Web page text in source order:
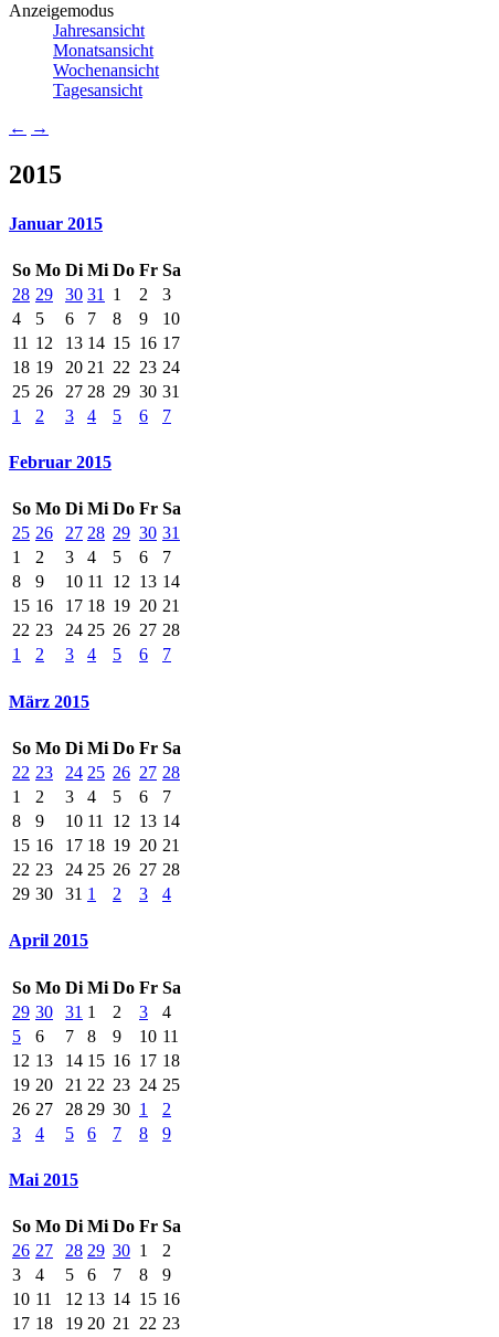
Anzeigemodus
Jahresansicht
Monatsansicht
Wochenansicht
Tagesansicht
← →
2015
Januar 2015
So Mo Di Mi Do Fr Sa
28 29 30 31 1 2
3
4
5 6 7 8 9
10
11 12 13 14 15 16 17
18 19 20 21 22 23 24
25 26 27 28 29 30 31
1
2 3 4 5 6 7
Februar 2015
So Mo Di Mi Do Fr Sa
25 26 27 28 29 30 31
1
2 3 4 5 6
7
8
9 10 11 12 13 14
15 16 17 18 19 20 21
22 23 24 25 26 27 28
1
2 3 4 5 6 7
März 2015
So Mo Di Mi Do Fr Sa
22 23 24 25 26 27 28
1
2 3 4 5 6
7
8
9 10 11 12 13 14
15 16 17 18 19 20 21
22 23 24 25 26 27 28
29 30 31 1 2 3 4
April 2015
So Mo Di Mi Do Fr Sa
29 30 31 1 2 3
4
5
6 7 8 9 10 11
12 13 14 15 16 17 18
19 20 21 22 23 24 25
26 27 28 29 30 1
2
3
4 5 6 7 8 9
Mai 2015
So Mo Di Mi Do Fr Sa
26 27 28 29 30 1
2
3
4 5 6 7 8
9
10 11 12 13 14 15 16
17 18 19 20 21 22 23